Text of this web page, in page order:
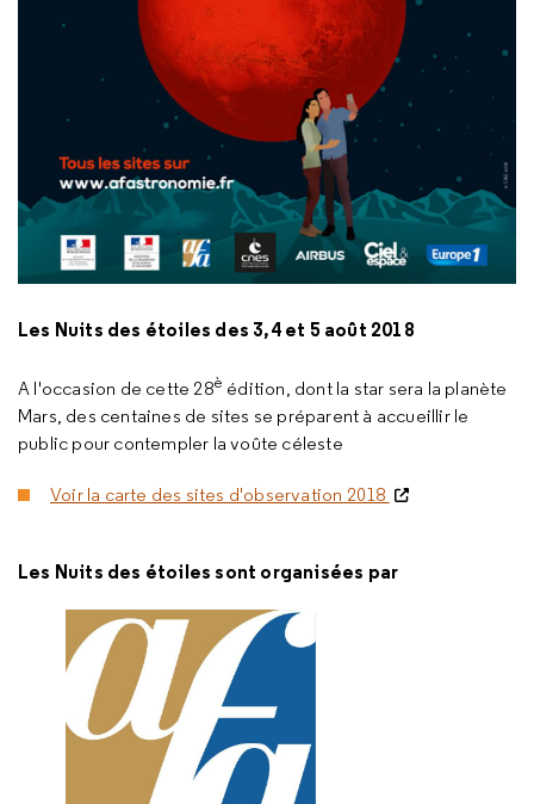
Les Nuits des étoiles des 3,4 et 5 août 2018
A l'occasion de cette 28è édition, dont la star sera la planète
Mars, des centaines de sites se préparent à accueillir le
public pour contempler la voûte céleste
Voir la carte des sites d'observation 2018
Les Nuits des étoiles sont organisées par